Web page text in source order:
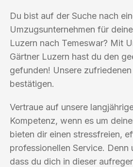
Du bist auf der Suche nach
Umzugsunternehmen für
Luzern nach Temeswar? Mit
Gärtner Luzern hast du den
gefunden! Unsere
bestätigen.
Vertraue auf unsere
Kompetenz, wenn es um
bieten dir einen stressfreien,
professionellen Service. Denn
dass du dich in dieser